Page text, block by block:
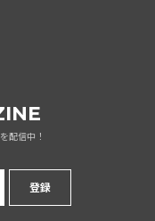
配信中！
登録